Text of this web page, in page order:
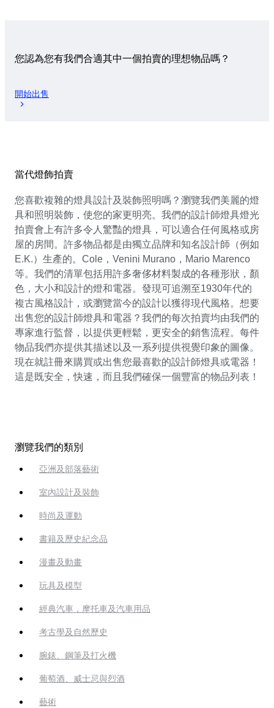
您認為您有我們合適其中一個拍賣的理想物品嗎？
開始出售
當代燈飾拍賣
您喜歡複雜的燈具設計及裝飾照明嗎？瀏覽我們美麗的燈
具和照明裝飾，使您的家更明亮。我們的設計師燈具燈光
拍賣會上有許多令人驚豔的燈具，可以適合任何風格或房
屋的房間。許多物品都是由獨立品牌和知名設計師（例如
E.K.）生產的。Cole，Venini Murano，Mario Marenco
等。我們的清單包括用許多奢侈材料製成的各種形狀，顏
色，大小和設計的燈和電器。發現可追溯至1930年代的
複古風格設計，或瀏覽當今的設計以獲得現代風格。想要
出售您的設計師燈具和電器？我們的每次拍賣均由我們的
專家進行監督，以提供更輕鬆，更安全的銷售流程。每件
物品我們亦提供其描述以及一系列提供視覺印象的圖像。
現在就註冊來購買或出售您最喜歡的設計師燈具或電器！
這是既安全，快速，而且我們確保一個豐富的物品列表！
瀏覽我們的類別
亞洲及部落藝術
室內設計及裝飾
時尚及運動
書籍及歷史紀念品
漫畫及動畫
玩具及模型
經典汽車，摩托車及汽車用品
考古學及自然歷史
腕錶、鋼筆及打火機
葡萄酒、威士忌與烈酒
藝術